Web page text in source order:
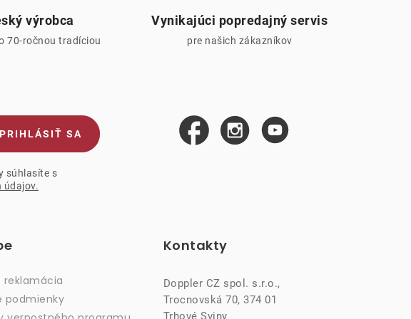
výrobca
70-ročnou tradíciou
Vynikajúci popredajný servis
pre našich zákazníkov
súhlasíte s
údajov.
PRIHLÁSIŤ SA
reklamácia
podmienky
Kontakty
Doppler CZ spol. s.r.o.,
Trocnovská 70, 374 01
Trhové Sviny